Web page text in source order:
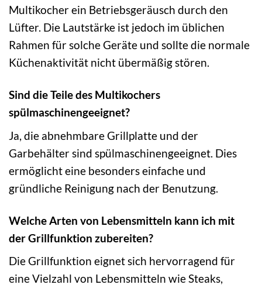
Multikocher ein Betriebsgeräusch durch den
Lüfter. Die Lautstärke ist jedoch im üblichen
Rahmen für solche Geräte und sollte die normale
Küchenaktivität nicht übermäßig stören.
Sind die Teile des Multikochers
spülmaschinengeeignet?
Ja, die abnehmbare Grillplatte und der
Garbehälter sind spülmaschinengeeignet. Dies
ermöglicht eine besonders einfache und
gründliche Reinigung nach der Benutzung.
Welche Arten von Lebensmitteln kann ich mit
der Grillfunktion zubereiten?
Die Grillfunktion eignet sich hervorragend für
eine Vielzahl von Lebensmitteln wie Steaks,